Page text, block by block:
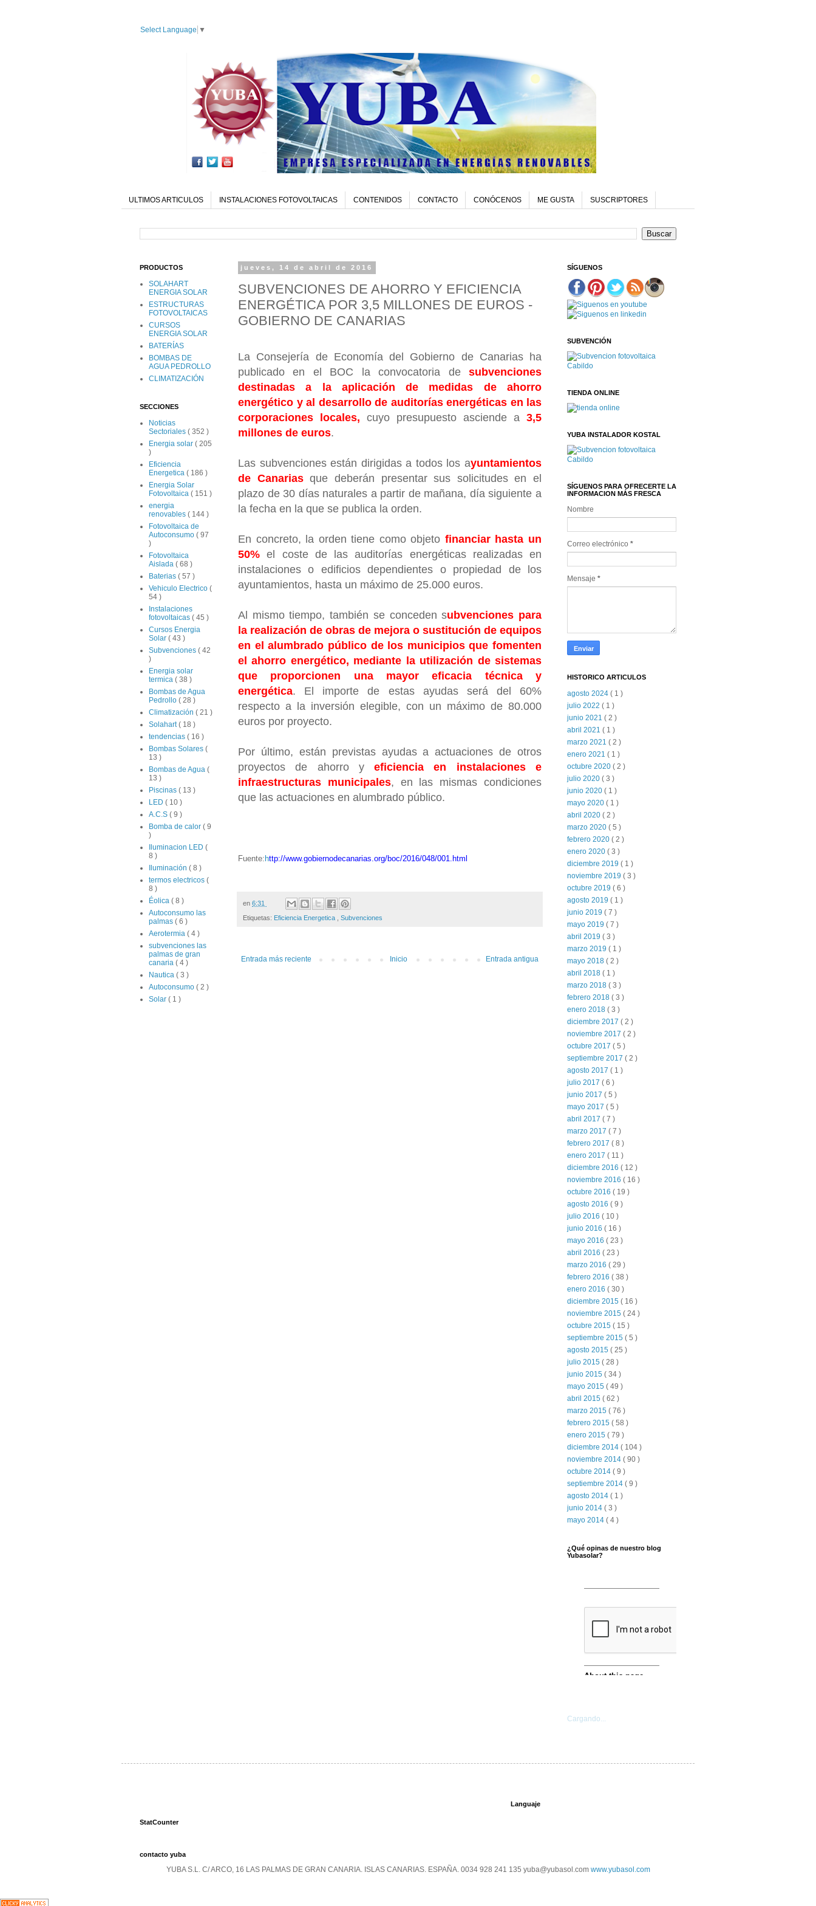
Select Language ▼
ULTIMOS ARTICULOS INSTALACIONES FOTOVOLTAICAS CONTENIDOS CONTACTO CONÓCENOS ME GUSTA SUSCRIPTORES
jueves, 14 de abril de 2016
SUBVENCIONES DE AHORRO Y EFICIENCIA
ENERGÉTICA POR 3,5 MILLONES DE EUROS -
GOBIERNO DE CANARIAS
La Consejería de Economía del Gobierno de Canarias ha
publicado en el BOC la convocatoria de subvenciones
destinadas a la aplicación de medidas de ahorro
energético y al desarrollo de auditorías energéticas en las
corporaciones locales, cuyo presupuesto asciende a 3,5
millones de euros.
Las subvenciones están dirigidas a todos los ayuntamientos
de Canariasque deberán presentar sus solicitudes en el
plazo de 30 días naturales a partir de mañana, día siguiente a
la fecha en la que se publica la orden.
En concreto, la orden tiene como objeto financiar hasta un
50% el coste de las auditorías energéticas realizadas en
instalaciones o edificios dependientes o propiedad de los
ayuntamientos, hasta un máximo de 25.000 euros.
Al mismo tiempo, también se conceden subvenciones para
la realización de obras de mejora o sustitución de equipos
en el alumbrado público de los municipios que fomenten
el ahorro energético, mediante la utilización de sistemas
que proporcionen una mayor eficacia técnica y
energética. El importe de estas ayudas será del 60%
respecto a la inversión elegible, con un máximo de 80.000
euros por proyecto.
Por último, están previstas ayudas a actuaciones de otros
proyectos de ahorro yeficiencia en instalaciones e
infraestructuras municipales, en las mismas condiciones
que las actuaciones en alumbrado público.
Fuente: http://www.gobiernodecanarias.org/boc/2016/048/001.html
en 6:31
Etiquetas: Eficiencia Energetica Subvenciones
Entrada más reciente Entrada antigua
Inicio
PRODUCTOS
SOLAHART
ENERGIA SOLAR
ESTRUCTURAS
FOTOVOLTAICAS
CURSOS
ENERGIA SOLAR
BATERÍAS
BOMBAS DE
AGUA PEDROLLO
CLIMATIZACIÓN
SECCIONES
Noticias
Sectoriales ( 352 )
Energia solar ( 205
)
Eficiencia
Energetica ( 186 )
Energia Solar
Fotovoltaica ( 151 )
energia
renovables ( 144 )
Fotovoltaica de
Autoconsumo ( 97
)
Fotovoltaica
Aislada ( 68 )
Baterias ( 57 )
Vehiculo Electrico (
54 )
Instalaciones
fotovoltaicas ( 45 )
Cursos Energia
Solar ( 43 )
Subvenciones ( 42
)
Energia solar
termica ( 38 )
Bombas de Agua
Pedrollo ( 28 )
Climatización ( 21 )
Solahart( 18 )
tendencias ( 16 )
Bombas Solares (
13 )
Bombas de Agua (
13 )
Piscinas ( 13 )
LED ( 10 )
A.C.S ( 9 )
Bomba de calor ( 9
)
Iluminacion LED (
8 )
Iluminación ( 8 )
termos electricos (
8 )
Éolica ( 8 )
Autoconsumo las
palmas ( 6 )
Aerotermia ( 4 )
subvenciones las
palmas de gran
canaria ( 4 )
Nautica ( 3 )
Autoconsumo ( 2 )
Solar ( 1 )
SÍGUENOS
SUBVENCIÓN
TIENDA ONLINE
YUBA INSTALADOR KOSTAL
SÍGUENOS PARA OFRECERTE LA
INFORMACION MÁS FRESCA
Nombre
Correo electrónico *
Mensaje *
HISTORICO ARTICULOS
agosto 2024 ( 1 )
julio 2022 ( 1 )
junio 2021 ( 2 )
abril 2021 ( 1 )
marzo 2021 ( 2 )
enero 2021 ( 1 )
octubre 2020 ( 2 )
julio 2020 ( 3 )
junio 2020 ( 1 )
mayo 2020 ( 1 )
abril 2020 ( 2 )
marzo 2020 ( 5 )
febrero 2020 ( 2 )
enero 2020 ( 3 )
diciembre 2019 ( 1 )
noviembre 2019 ( 3 )
octubre 2019 ( 6 )
agosto 2019 ( 1 )
junio 2019 ( 7 )
mayo 2019 ( 7 )
abril 2019 ( 3 )
marzo 2019 ( 1 )
mayo 2018 ( 2 )
abril 2018 ( 1 )
marzo 2018 ( 3 )
febrero 2018 ( 3 )
enero 2018 ( 3 )
diciembre 2017 ( 2 )
noviembre 2017 ( 2 )
octubre 2017 ( 5 )
septiembre 2017 ( 2 )
agosto 2017 ( 1 )
julio 2017 ( 6 )
junio 2017 ( 5 )
mayo 2017 ( 5 )
abril 2017 ( 7 )
marzo 2017 ( 7 )
febrero 2017 ( 8 )
enero 2017 ( 11 )
diciembre 2016 ( 12 )
noviembre 2016 ( 16 )
octubre 2016 ( 19 )
agosto 2016 ( 9 )
julio 2016 ( 10 )
junio 2016 ( 16 )
mayo 2016 ( 23 )
abril 2016 ( 23 )
marzo 2016 ( 29 )
febrero 2016 ( 38 )
enero 2016 ( 30 )
diciembre 2015 ( 16 )
noviembre 2015 ( 24 )
octubre 2015 ( 15 )
septiembre 2015 ( 5 )
agosto 2015 ( 25 )
julio 2015 ( 28 )
junio 2015 ( 34 )
mayo 2015 ( 49 )
abril 2015 ( 62 )
marzo 2015 ( 76 )
febrero 2015 ( 58 )
enero 2015 ( 79 )
diciembre 2014 ( 104 )
noviembre 2014 ( 90 )
octubre 2014 ( 9 )
septiembre 2014 ( 9 )
agosto 2014 ( 1 )
junio 2014 ( 3 )
mayo 2014 ( 4 )
¿Qué opinas de nuestro blog
Yubasolar?
Cargando...
StatCounter
Languaje
contacto yuba
YUBA S.L. C/ ARCO, 16 LAS PALMAS DE GRAN CANARIA. ISLAS CANARIAS. ESPAÑA. 0034 928 241 135 yuba@yubasol.com www.yubasol.com